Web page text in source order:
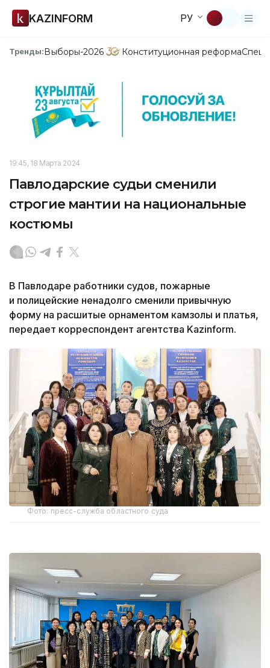
KAZINFORM РУ
Тренды:Выборы-2026 Конституционная реформа
19:45, 18 Марта 2024
Павлодарские судьи сменили
строгие мантии на национальные
костюмы
В Павлодаре работники судов, пожарные
и полицейские ненадолго сменили привычную
форму на расшитые орнаментом камзолы и платья,
передает корреспондент агентства Kazinform.
Фото: пресс-служба областного суда